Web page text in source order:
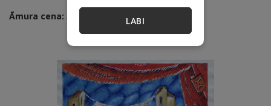
LABI
Āmura cena: 330 EUR